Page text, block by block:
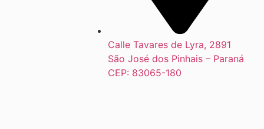
Calle Tavares de Lyra, 2891
São José dos Pinhais – Paraná
CEP: 83065-180